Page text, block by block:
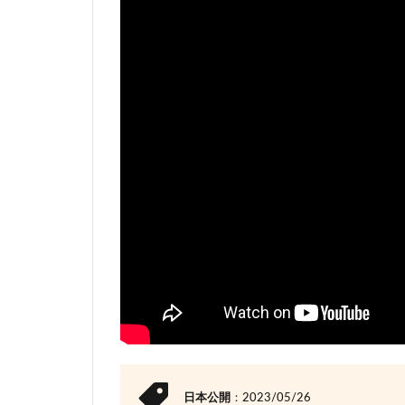
最後のまとめ
7.1 2023年公開映画レビュー
日本公開 ：2023/05/26